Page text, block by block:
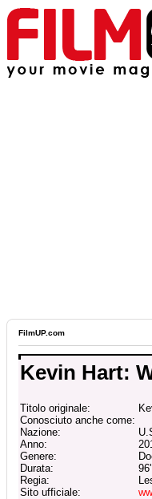
FilmUP.com
Kevin Hart:
Titolo originale:
Conosciuto anche come:
Nazione:
Anno:
Genere:
Durata:
96'
Regia:
Sito ufficiale: